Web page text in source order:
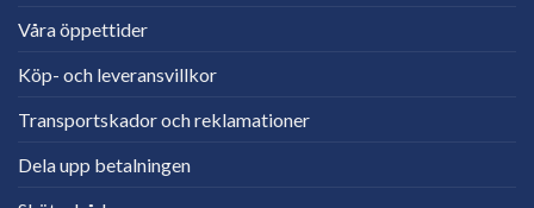
Våra öppettider
Köp- och leveransvillkor
Transportskador och reklamationer
Dela upp betalningen